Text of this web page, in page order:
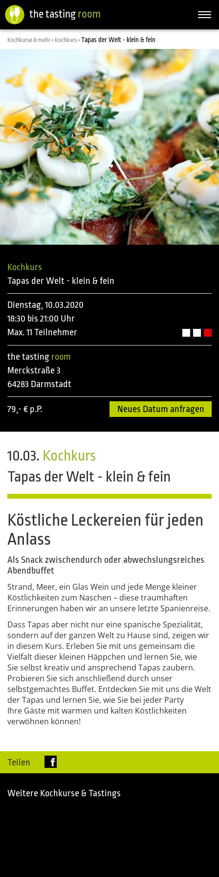
the tasting room
Kochkurse & mehr > Kochkurs >Tapas der Welt - klein & fein
Kochkurs
Tapas der Welt - klein & fein
Dienstag, 10.03.2020
18:30 bis 21:00 Uhr
Max. 11 Teilnehmer
the tasting room
Merckstraße 3
64283 Darmstadt
79,- € p.P. Neues Datum anfragen
10.03. Kochkurs
Tapas der Welt - klein & fein
Köstliche Leckereien für jeden
Anlass
Als Snack zwischendurch oder abwechslungsreiches
Abendbuffet
Strand, Meer, ein Glas Wein und jede Menge kleiner
Köstlichkeiten zum Naschen – diese traumhaften
Erinnerungen haben wir an unsere letzte Spanienreise.
Dass Tapas aber nicht nur eine spanische Spezialität,
sondern auf der ganzen Welt zu Hause sind, zeigen wir
in diesem Kurs. Erleben Sie mit uns gemeinsam die
Vielfalt dieser kleinen Häppchen und lernen Sie, wie
Sie selbst kreativ und ansprechend Tapas zaubern.
Probieren Sie sich anschließend durch unser
selbstgemachtes Buffet. Entdecken Sie mit uns die Welt
der Tapas und lernen Sie, wie Sie bei jeder Party
Ihre Gäste mit warmen und kalten Köstlichkeiten
verwöhnen können!
Teilen
Weitere Kochkurse & Tastings